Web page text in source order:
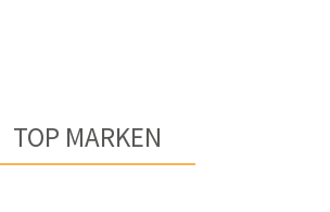
TOP MARKEN